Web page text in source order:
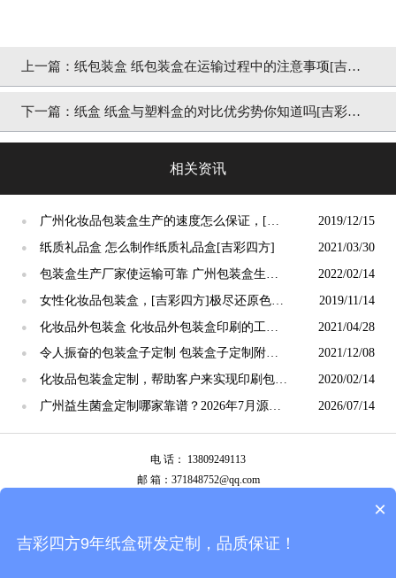
上一篇： 纸包装盒 纸包装盒在运输过程中的注意事项[吉彩
四方]
下一篇： 纸盒 纸盒与塑料盒的对比优劣势你知道吗[吉彩四
相关资讯
●
广州化妆品包装盒生产的速度怎么保证，[吉
彩四方]的自我介绍
2019/12/15
● 纸质礼品盒 怎么制作纸质礼品盒[吉彩四方] 2021/03/30
●
包装盒生产厂家使运输可靠 广州包装盒生产
厂家[吉彩四方]
2022/02/14
●
女性化妆品包装盒，[吉彩四方]极尽还原色彩
让包装炫目多彩
2019/11/14
●
化妆品外包装盒 化妆品外包装盒印刷的工艺
讲解[吉彩四方]包装定制厂家
2021/04/28
●
令人振奋的包装盒子定制 包装盒子定制附加
组件[吉彩四方]
2021/12/08
●
化妆品包装盒定制，帮助客户来实现印刷包装
的自由[吉彩四方]
2020/02/14
●
广州益生菌盒定制哪家靠谱？2026年7月源头
工厂选购全攻略
2026/07/14
电 话： 13809249113
邮 箱：371848752@qq.com
×
吉彩四方9年纸盒研发定制，品质保证！